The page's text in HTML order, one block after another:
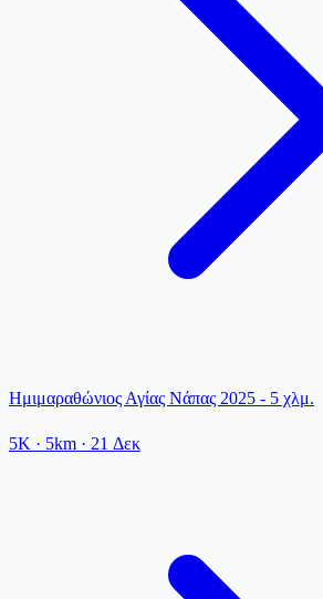
Ημιμαραθώνιος Αγίας Νάπας 2025 - 5 χλμ.
5K · 5km · 21 Δεκ